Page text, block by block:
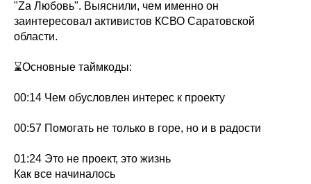
"Zа Любовь". Выяснили, чем именно он
заинтересовал активистов КСВО Саратовской
области.
⌛Основные таймкоды:
00:14 Чем обусловлен интерес к проекту
00:57 Помогать не только в горе, но и в радости
01:24 Это не проект, это жизнь
Как все начиналось